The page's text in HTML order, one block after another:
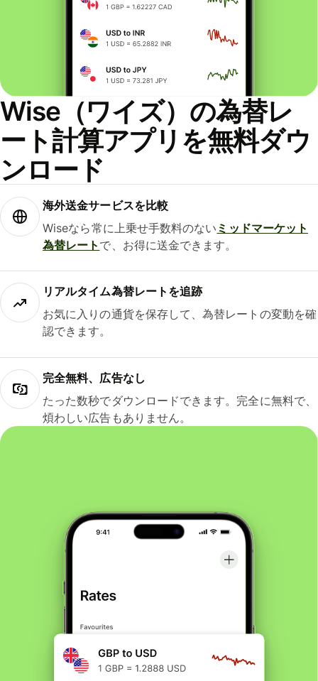
Wise（ワイズ）の為替レ
ート計算アプリを無料ダウ
ンロード
海外送金サービスを比較
Wiseなら常に上乗せ手数料のない ミッドマーケット
為替レート で、お得に送金できます。
リアルタイム為替レートを追跡
お気に入りの通貨を保存して、為替レートの変動を確
認できます。
完全無料、広告なし
たった数秒でダウンロードできます。完全に無料で、
煩わしい広告もありません。